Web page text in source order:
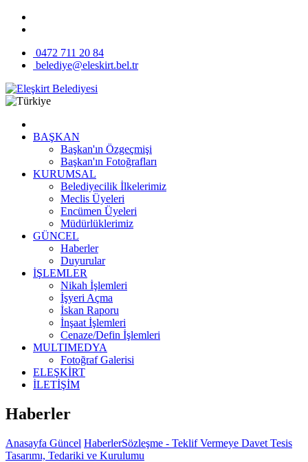
0472 711 20 84
belediye@eleskirt.bel.tr
BAŞKAN
Başkan'ın Özgeçmişi
Başkan'ın Fotoğrafları
KURUMSAL
Belediyecilik İlkelerimiz
Meclis Üyeleri
Encümen Üyeleri
Müdürlüklerimiz
GÜNCEL
Haberler
Duyurular
İŞLEMLER
Nikah İşlemleri
İşyeri Açma
İskan Raporu
İnşaat İşlemleri
Cenaze/Defin İşlemleri
MULTIMEDYA
Fotoğraf Galerisi
ELEŞKİRT
İLETİŞİM
Haberler
Anasayfa Güncel HaberlerSözleşme - Teklif Vermeye Davet Tesis
Tasarımı, Tedariki ve Kurulumu